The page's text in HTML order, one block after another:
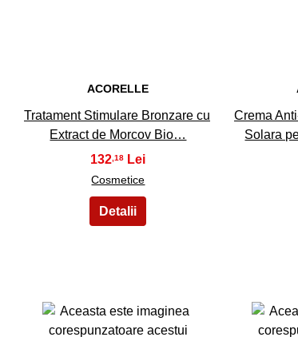
ACORELLE
Tratament Stimulare Bronzare cu
Extract de Morcov Bio…
132 ,18
Cosmetice
Crema
Solara